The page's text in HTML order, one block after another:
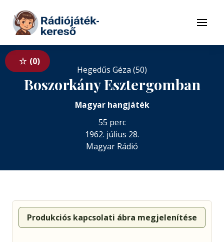
Tovább a tartalomhoz
Menü
0
Hegedűs Géza (50)
Boszorkány Esztergomban
Magyar hangjáték
55 perc
1962. július 28.
Magyar Rádió
Produkciós kapcsolati ábra megjelenítése